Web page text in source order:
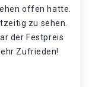
offen hatte.
zu sehen.
der Festpreis
Zufrieden!